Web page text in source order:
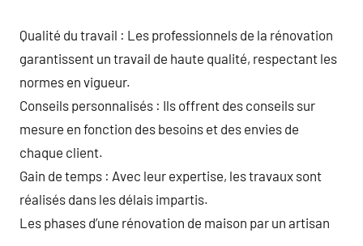
Qualité du travail : Les professionnels de la rénovation
garantissent un travail de haute qualité, respectant les
normes en vigueur.
Conseils personnalisés : Ils offrent des conseils sur
mesure en fonction des besoins et des envies de
chaque client.
Gain de temps : Avec leur expertise, les travaux sont
réalisés dans les délais impartis.
Les phases d’une rénovation de maison par un artisan